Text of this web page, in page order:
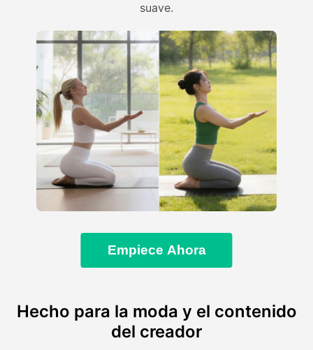
suave.
Empiece Ahora
Hecho para la moda y el contenido
del creador